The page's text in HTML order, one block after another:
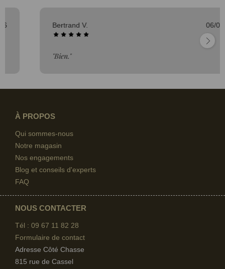
Bertrand V. 06/08/2026
À PROPOS
Qui sommes-nous
Notre magasin
Nos engagements
Blog et conseils d'experts
FAQ
NOUS CONTACTER
Tél : 09 67 11 82 28
Formulaire de contact
Adresse Côté Chasse
815 rue de Cassel